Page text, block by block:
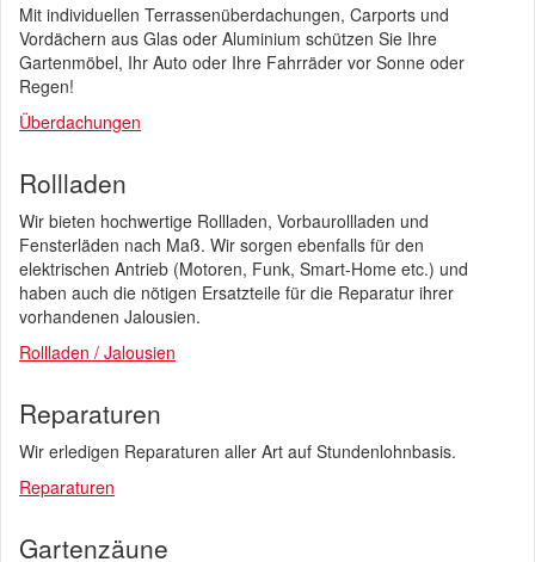
Mit individuellen Terrassenüberdachungen, Carports und
Vordächern aus Glas oder Aluminium schützen Sie Ihre
Gartenmöbel, Ihr Auto oder Ihre Fahrräder vor Sonne oder
Regen!
Überdachungen
Rollladen
Wir bieten hochwertige Rollladen, Vorbaurollladen und
Fensterläden nach Maß. Wir sorgen ebenfalls für den
elektrischen Antrieb (Motoren, Funk, Smart-Home etc.) und
haben auch die nötigen Ersatzteile für die Reparatur ihrer
vorhandenen Jalousien.
Rollladen / Jalousien
Reparaturen
Wir erledigen Reparaturen aller Art auf Stundenlohnbasis.
Reparaturen
Gartenzäune